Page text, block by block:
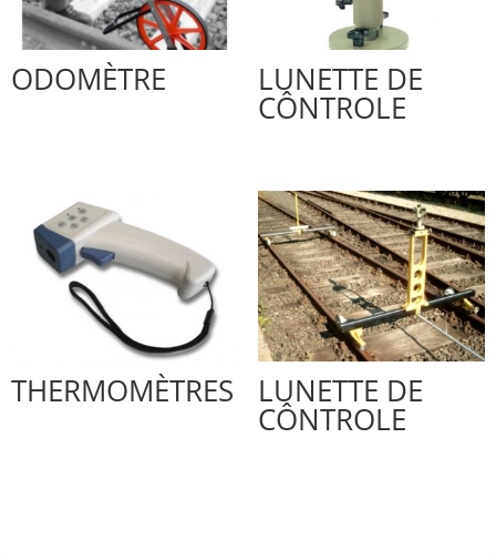
ODOMÈTRE LUNETTE DE
CÔNTROLE
THERMOMÈTRES LUNETTE DE
CÔNTROLE